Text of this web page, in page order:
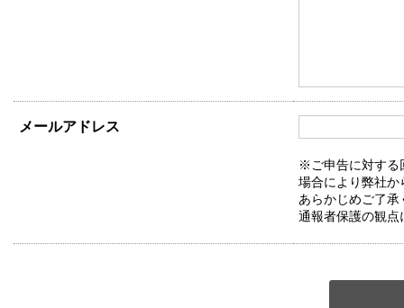
メールアドレス
※ご申告に対する
場合により弊社か
あらかじめご了承
通報者保護の観点